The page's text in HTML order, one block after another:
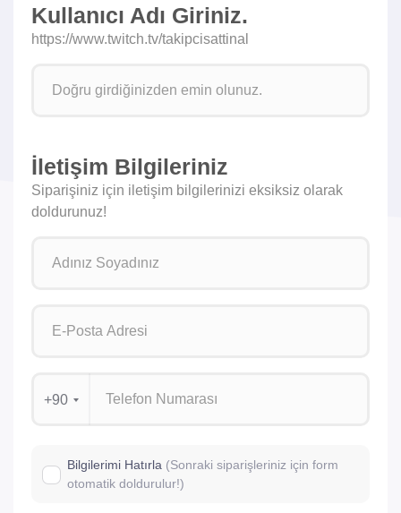
Kullanıcı Adı Giriniz.
https://www.twitch.tv/takipcisattinal
İletişim Bilgileriniz
Siparişiniz için iletişim bilgilerinizi eksiksiz olarak
doldurunuz!
+90
Bilgilerimi Hatırla (Sonraki siparişleriniz için form
otomatik doldurulur!)